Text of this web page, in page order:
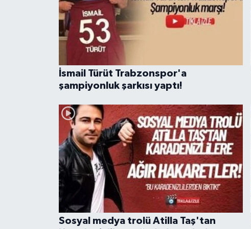
İsmail Türüt Trabzonspor'a
şampiyonluk şarkısı yaptı!
Sosyal medya trolü Atilla Taş'tan